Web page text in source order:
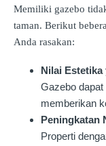
Memiliki gazebo
taman. Berikut
Anda rasakan:
Nilai Estetika
Gazebo
memberikan
Peningkatan
Properti